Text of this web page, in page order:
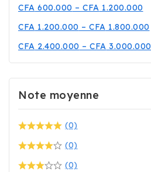
CFA 600.000 – CFA 1.200.000
CFA 1.200.000 – CFA 1.800.000
CFA 2.400.000 – CFA 3.000.000
Note moyenne
(0)
(0)
(0)